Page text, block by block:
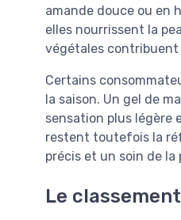
amande douce ou en
elles nourrissent la
végétales contribuent
Certains
la saison. Un gel de
sensation plus légère
restent toutefois la
précis et un soin de la
Le classement